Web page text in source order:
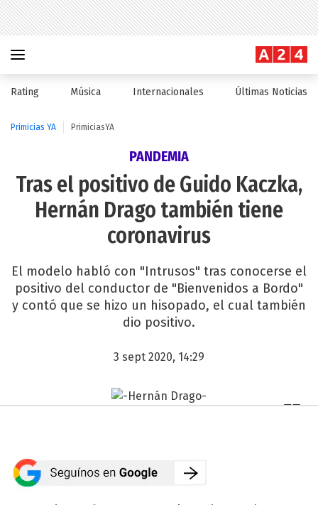
Rating Música Internacionales Últimas Noticias
Primicias YA PrimiciasYA
PANDEMIA
Tras el positivo de Guido Kaczka,
Hernán Drago también tiene
coronavirus
El modelo habló con "Intrusos" tras conocerse el
positivo del conductor de "Bienvenidos a Bordo"
y contó que se hizo un hisopado, el cual también
dio positivo.
3 sept 2020, 14:29